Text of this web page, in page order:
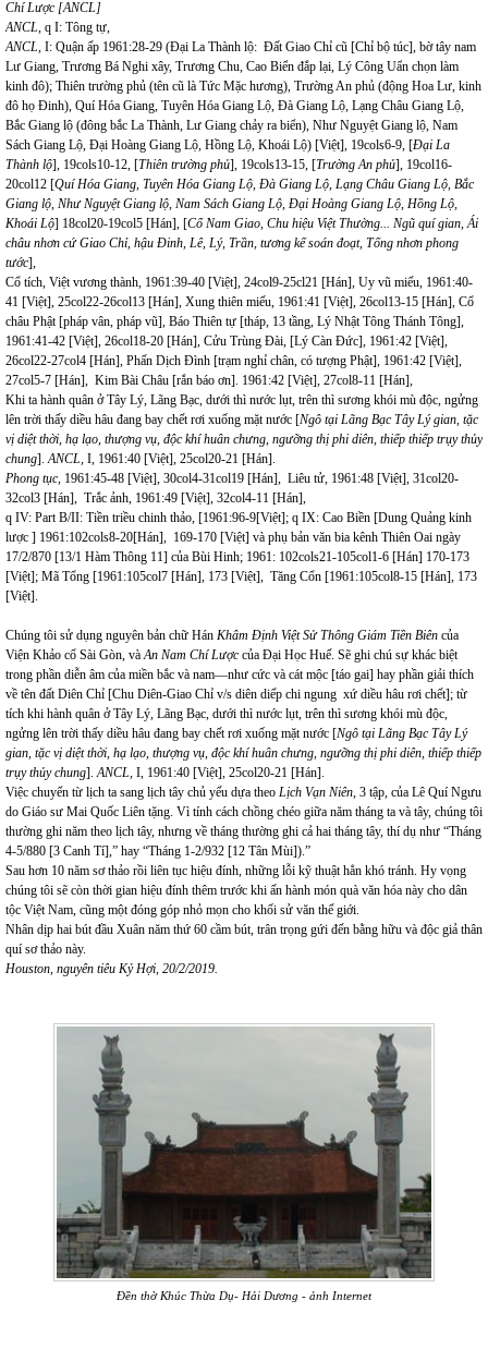
Chí Lược [ANCL]
ANCL, q I: Tông tự,
ANCL, I: Quận ấp 1961:28-29 (Đại La Thành lộ: Đất Giao Chỉ cũ [Chỉ bộ túc], bờ tây nam
Lư Giang, Trương Bá Nghi xây, Trương Chu, Cao Biển đắp lại, Lý Công Uẩn chọn làm
kinh đô); Thiên trường phủ (tên cũ là Tức Mặc hương), Trường An phủ (động Hoa Lư, kinh
đô họ Đinh), Quí Hóa Giang, Tuyên Hóa Giang Lộ, Đà Giang Lộ, Lạng Châu Giang Lộ,
Bắc Giang lộ (đông bắc La Thành, Lư Giang chảy ra biển), Như Nguyệt Giang lộ, Nam
Sách Giang Lộ, Đại Hoàng Giang Lộ, Hồng Lộ, Khoái Lộ) [Việt], 19cols6-9, [Đại La
Thành lộ], 19cols10-12, [Thiên trường phủ], 19cols13-15, [Trường An phủ], 19col16-
20col12 [Quí Hóa Giang, Tuyên Hóa Giang Lộ, Đà Giang Lộ, Lạng Châu Giang Lộ, Bắc
Giang lộ, Như Nguyệt Giang lộ, Nam Sách Giang Lộ, Đại Hoàng Giang Lộ, Hồng Lộ,
Khoái Lộ] 18col20-19col5 [Hán], [CổNam Giao, Chu hiệu Việt Thường... Ngũ quí gian, Ái
châu nhơn cứ Giao Chỉ, hậu Đinh, Lê, Lý, Trần, tương kế soán đoạt, Tống nhơn phong
tước],
Cổ tích, Việt vương thành, 1961:39-40 [Việt], 24col9-25cl21 [Hán], Uy vũ miếu, 1961:40-
41 [Việt], 25col22-26col13 [Hán], Xung thiên miếu, 1961:41 [Việt], 26col13-15 [Hán], Cổ
châu Phật [pháp vân, pháp vũ], Báo Thiên tự [tháp, 13 tầng, Lý Nhật Tông Thánh Tông],
1961:41-42 [Việt], 26col18-20 [Hán], Cửu Trùng Đài, [Lý Càn Đức], 1961:42 [Việt],
26col22-27col4 [Hán], Phấn Dịch Đình [trạm nghỉ chân, có tượng Phật], 1961:42 [Việt],
27col5-7 [Hán], Kim Bài Châu [rắn báo ơn]. 1961:42 [Việt], 27col8-11 [Hán],
Khi ta hành quân ở Tây Lý, Lãng Bạc, dưới thì nước lụt, trên thì sương khói mù độc, ngửng
lên trời thấy diều hâu đang bay chết rơi xuống mặt nước [Ngô tại Lãng Bạc Tây Lý gian, tặc
vị diệt thời, hạ lạo, thượng vụ, độc khí huân chưng, ngưỡng thị phi diên, thiếp thiếp trụy thủy
chung].ANCL, I, 1961:40 [Việt], 25col20-21 [Hán].
Phong tục, 1961:45-48 [Việt], 30col4-31col19 [Hán], Liêu tử, 1961:48 [Việt], 31col20-
32col3 [Hán], Trắc ảnh, 1961:49 [Việt], 32col4-11 [Hán],
q IV: Part B/II: Tiền triều chinh thảo, [1961:96-9[Việt]; q IX: Cao Biền [Dung Quảng kinh
lược ] 1961:102cols8-20[Hán], 169-170 [Việt] và phụ bản văn bia kênh Thiên Oai ngày
17/2/870 [13/1 Hàm Thông 11] của Bùi Hinh; 1961: 102cols21-105col1-6 [Hán] 170-173
[Việt]; Mã Tổng [1961:105col7 [Hán], 173 [Việt], Tăng Cổn [1961:105col8-15 [Hán], 173
[Việt].
Chúng tôi sử dụng nguyên bản chữ Hán Khâm Định Việt Sử Thông Giám Tiền Biên của
Viện Khảo cổ Sài Gòn, vàAn Nam Chí Lượccủa Đại Học Huế. Sẽ ghi chú sự khác biệt
trong phần diễn âm của miền bắc và nam—như cức và cát mộc [táo gai] hay phần giải thích
về tên đất Diên Chỉ [Chu Diên-Giao Chỉ v/s diên diếp chi ngung xứ diều hâu rơi chết]; từ
tích khi hành quân ở Tây Lý, Lãng Bạc, dưới thì nước lụt, trên thì sương khói mù độc,
ngửng lên trời thấy diều hâu đang bay chết rơi xuống mặt nước [Ngô tại Lãng Bạc Tây Lý
gian, tặc vị diệt thời, hạ lạo, thượng vụ, độc khí huân chưng, ngưỡng thị phi diên, thiếp thiếp
trụy thủy chung].ANCL, I, 1961:40 [Việt], 25col20-21 [Hán].
Việc chuyển từ lịch ta sang lịch tây chủ yếu dựa theo Lịch Vạn Niên, 3 tập, của Lê Quí Ngưu
do Giáo sư Mai Quốc Liên tặng. Vì tính cách chồng chéo giữa năm tháng ta và tây, chúng tôi
thường ghi năm theo lịch tây, nhưng về tháng thường ghi cả hai tháng tây, thí dụ như “Tháng
4-5/880 [3 Canh Tí],” hay “Tháng 1-2/932 [12 Tân Mùi]).”
Sau hơn 10 năm sơ thảo rồi liên tục hiệu đính, những lỗi kỹ thuật hẳn khó tránh. Hy vọng
chúng tôi sẽ còn thời gian hiệu đính thêm trước khi ấn hành món quà văn hóa này cho dân
tộc Việt Nam, cũng một đóng góp nhỏ mọn cho khối sử văn thế giới.
Nhân dịp hai bút đầu Xuân năm thứ 60 cầm bút, trân trọng gứi đến bằng hữu và độc giả thân
quí sơ thảo này.
Houston, nguyên tiêu Kỷ Hợi, 20/2/2019.
Đền thờ Khúc Thừa Dụ- Hải Dương - ảnh Internet